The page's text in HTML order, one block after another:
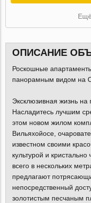
ОПИСАНИЕ
Роскошные
панорамным видом на
Эксклюзивная жизнь на
Насладитесь лучшим
этом новом жилом
Вильяхойосе,
известном своими
культурой и
всего в нескольких
предлагают
непосредственный
золотистым песчаным